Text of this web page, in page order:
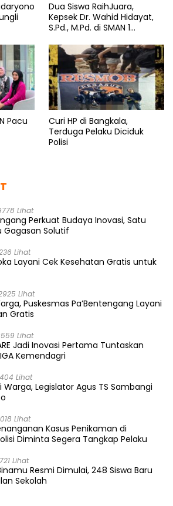
Dua Siswa RaihJuara,
Kepsek Dr. Wahid Hidayat,
S.Pd., M.Pd. di SMAN 1
Pacu
Curi HP di Bangkala,
Terduga Pelaku Diciduk
Polisi
Lihat
Perkuat Budaya Inovasi, Satu
Gagasan Solutif
Lihat
Layani Cek Kesehatan Gratis untuk
Lihat
Puskesmas Pa’Bentengang Layani
Gratis
Lihat
Jadi Inovasi Pertama Tuntaskan
Kemendagri
Lihat
Warga, Legislator Agus TS Sambangi
Lihat
Kasus Penikaman di
Diminta Segera Tangkap Pelaku
Lihat
Binamu Resmi Dimulai, 248 Siswa Baru
Sekolah